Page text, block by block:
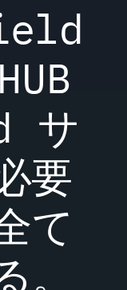
サ
要
て